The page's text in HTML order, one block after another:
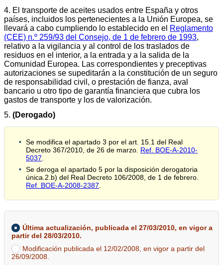
4. El transporte de aceites usados entre España y otros
países, incluidos los pertenecientes a la Unión Europea, se
llevará a cabo cumpliendo lo establecido en el Reglamento
(CEE) n.º 259/93 del Consejo, de 1 de febrero de 1993,
relativo a la vigilancia y al control de los traslados de
residuos en el interior, a la entrada y a la salida de la
Comunidad Europea. Las correspondientes y preceptivas
autorizaciones se supeditarán a la constitución de un seguro
de responsabilidad civil, o prestación de fianza, aval
bancario u otro tipo de garantía financiera que cubra los
gastos de transporte y los de valorización.
5. (Derogado)
Se modifica el apartado 3 por el art. 15.1 del Real
Decreto 367/2010, de 26 de marzo. Ref. BOE-A-2010-
5037
Se deroga el apartado 5 por la disposición derogatoria
única.2.b) del Real Decreto 106/2008, de 1 de febrero.
Ref. BOE-A-2008-2387
Última actualización, publicada el 27/03/2010, en vigor a
partir del 28/03/2010.
Modificación publicada el 12/02/2008, en vigor a partir del
26/09/2008.